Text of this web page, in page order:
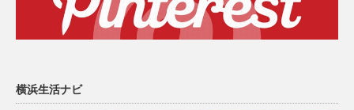
横浜生活ナビ